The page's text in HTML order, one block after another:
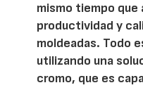
mismo tiempo que
productividad y
moldeadas. Todo
utilizando una
cromo, que es